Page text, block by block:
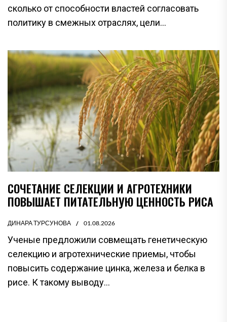
сколько от способности властей согласовать
политику в смежных отраслях, цели...
СОЧЕТАНИЕ СЕЛЕКЦИИ И АГРОТЕХНИКИ
ПОВЫШАЕТ ПИТАТЕЛЬНУЮ ЦЕННОСТЬ РИСА
ДИНАРА ТУРСУНОВА 01.08.2026
Ученые предложили совмещать генетическую
селекцию и агротехнические приемы, чтобы
повысить содержание цинка, железа и белка в
рисе. К такому выводу...